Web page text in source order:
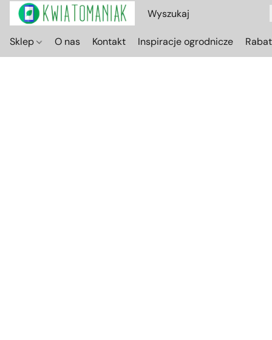
Sklep O nas Kontakt Inspiracje ogrodnicze